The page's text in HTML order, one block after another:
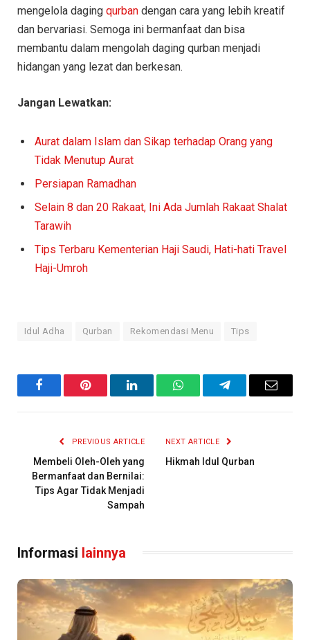
mengelola daging qurban dengan cara yang lebih kreatif
dan bervariasi. Semoga ini bermanfaat dan bisa
membantu dalam mengolah daging qurban menjadi
hidangan yang lezat dan berkesan.
Jangan Lewatkan:
Aurat dalam Islam dan Sikap terhadap Orang yang
Tidak Menutup Aurat
Persiapan Ramadhan
Selain 8 dan 20 Rakaat, Ini Ada Jumlah Rakaat Shalat
Tarawih
Tips Terbaru Kementerian Haji Saudi, Hati-hati Travel
Haji-Umroh
Idul Adha Qurban Rekomendasi Menu Tips
FacebookPinterest LinkedInWhatsAppTelegramEmail
PREVIOUS ARTICLE
Membeli Oleh-Oleh yang
Bermanfaat dan Bernilai:
Tips Agar Tidak Menjadi
Sampah
NEXT ARTICLE
Hikmah Idul Qurban
Informasi lainnya